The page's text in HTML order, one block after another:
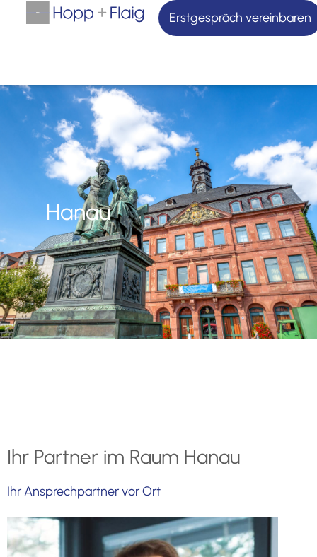
Erstgespräch vereinbaren
Hanau
Ihr Partner im Raum Hanau
Ihr Ansprechpartner vor Ort